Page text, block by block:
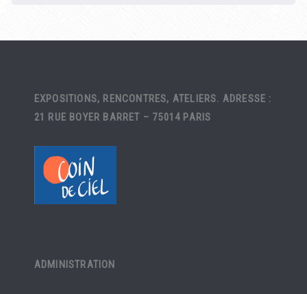
EXPOSITIONS, RENCONTRES, ATELIERS. ADRESSE :
21 RUE BOYER BARRET – 75014 PARIS
ADMINISTRATION